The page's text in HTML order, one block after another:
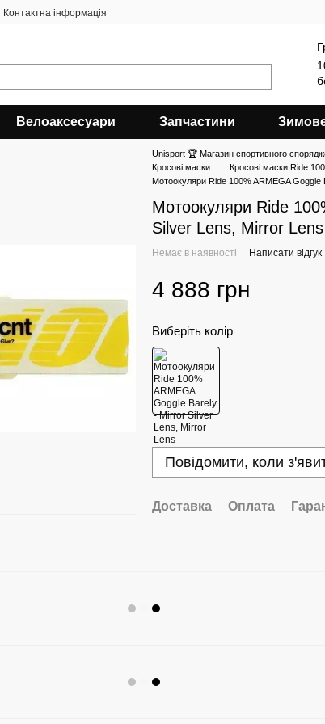
Контактна інформація
Велоаксесуари Запчастини
Unisport 🏆 Магазин спортивного
Кросові маски
Кросові маски Ride
Мотоокуляри Ride 100% ARMEGA
Мотоокуляри Ride
Silver Lens, Mirror
Немає в наявності Написати відгук
4 888 грн
Виберіть колір
Повідомити, коли
Доставка Оплата